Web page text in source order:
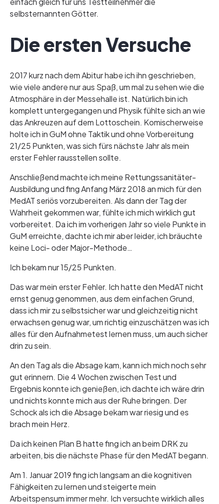
selbsternannten Götter.
Die ersten Versuche
2017 kurz nach dem Abitur habe ich ihn geschrieben,
wie viele andere nur aus Spaß, um mal zu sehen wie die
Atmosphäre in der Messehalle ist. Natürlich bin ich
komplett untergegangen und Physik fühlte sich an wie
das Ankreuzen auf dem Lottoschein. Komischerweise
holte ich in GuM ohne Taktik und ohne Vorbereitung
21/25 Punkten, was sich fürs nächste Jahr als mein
erster Fehler rausstellen sollte.
Anschließend machte ich meine Rettungssanitäter-
Ausbildung und fing Anfang März 2018 an mich für den
MedAT seriös vorzubereiten. Als dann der Tag der
Wahrheit gekommen war, fühlte ich mich wirklich gut
vorbereitet. Da ich im vorherigen Jahr so viele Punkte in
GuM erreichte, dachte ich mir aber leider, ich bräuchte
keine Loci- oder Major-Methode…
Ich bekam nur 15/25 Punkten.
Das war mein erster Fehler. Ich hatte den MedAT nicht
ernst genug genommen, aus dem einfachen Grund,
dass ich mir zu selbstsicher war und gleichzeitig nicht
erwachsen genug war, um richtig einzuschätzen was ich
alles für den Aufnahmetest lernen muss, um auch sicher
drin zu sein.
An den Tag als die Absage kam, kann ich mich noch sehr
gut erinnern. Die 4 Wochen zwischen Test und
Ergebnis konnte ich genießen, ich dachte ich wäre drin
und nichts konnte mich aus der Ruhe bringen. Der
Schock als ich die Absage bekam war riesig und es
brach mein Herz.
Da ich keinen Plan B hatte fing ich an beim DRK zu
arbeiten, bis die nächste Phase für den MedAT begann.
Am 1. Januar 2019 fing ich langsam an die kognitiven
Fähigkeiten zu lernen und steigerte mein
Arbeitspensum immer mehr. Ich versuchte wirklich alles